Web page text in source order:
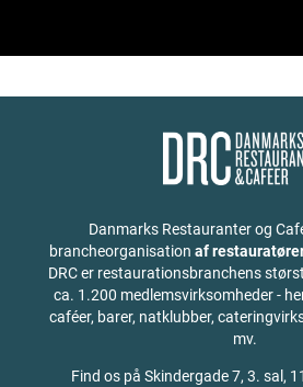
Danmarks Restauranter og
brancheorganisation af
DRC er restaurationsbranchens
ca. 1.200 medlemsvirksomheder -
caféer, barer, natklubber,
mv.
Find os på Skindergade 7, 3. sal,